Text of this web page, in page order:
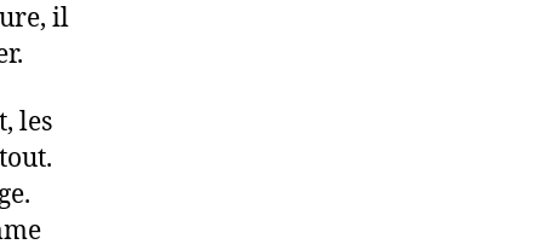
il
les